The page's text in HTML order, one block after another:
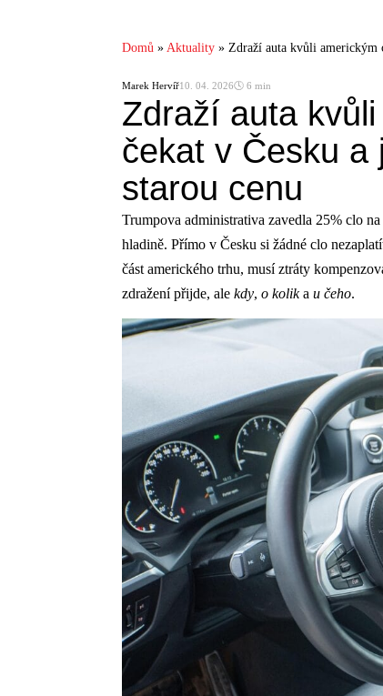
Domů » Aktuality » Zdraží auta kvůli americkým
Marek Hervíř10. 04. 2026🕓 6 min
Zdraží auta
čekat v Česku a
starou cenu
Trumpova administrativa zavedla 25% clo
hladině. Přímo v Česku si žádné clo
část amerického trhu, musí ztráty
zdražení přijde, ale kdy, o kolika u čeho.